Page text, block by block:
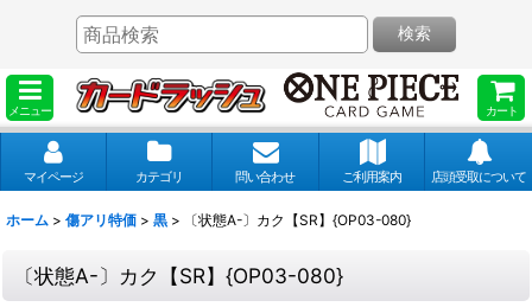
メニュー カート
検索
マイページ カテゴリ 問い合わせ ご利用案内 店頭受取について
ホーム > 傷アリ特価 > 黒 > 〔状態A-〕カク【SR】{OP03-080}
〔状態A-〕カク【SR】{OP03-080}